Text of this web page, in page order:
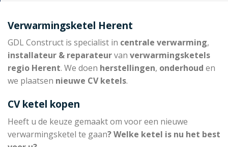
Verwarmingsketel Herent
GDL Construct is specialist in centrale verwarming,
installateur & reparateurvan verwarmingsketels
regio Herent. We doen herstellingen, onderhoud en
we plaatsen nieuwe CV ketels.
CV ketel kopen
Heeft u de keuze gemaakt om voor een nieuwe
verwarmingsketel te gaan? Welke ketel is nu het best